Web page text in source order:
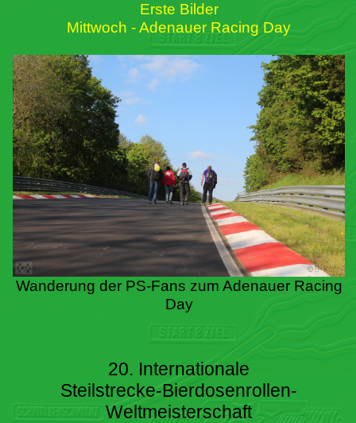
Erste Bilder
Mittwoch - Adenauer Racing Day
Wanderung der PS-Fans zum Adenauer Racing
Day
20. Internationale
Steilstrecke-Bierdosenrollen-
Weltmeisterschaft